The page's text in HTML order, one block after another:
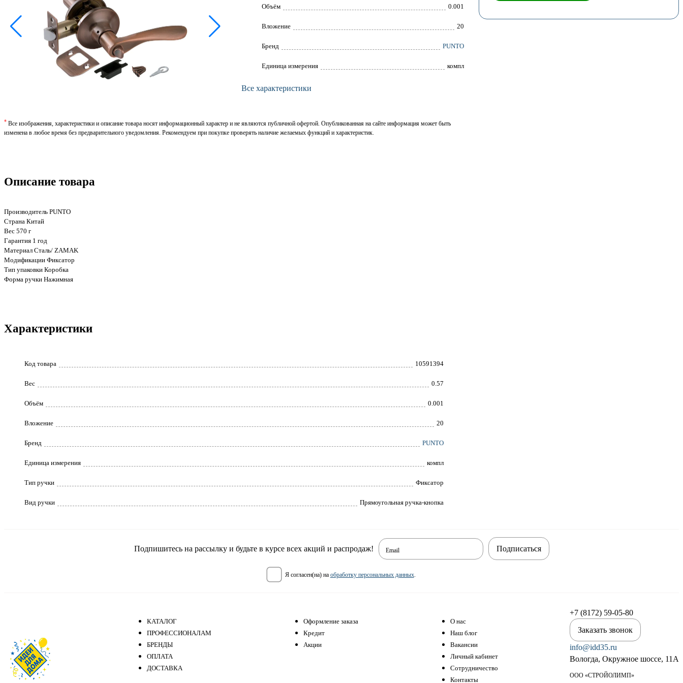
Объём 0.001
Вложение 20
Брeнд PUNTO
Единица измерения компл
Все характеристики
* Все изображения, характеристики и описание товара носят информационный характер и не являются публичной офертой. Опубликованная на сайте информация может быть
изменена в любое время без предварительного уведомления. Рекомендуем при покупке проверять наличие желаемых функций и характеристик.
Описание товара
Производитель PUNTO
Страна Китай
Вес 570 г
Гарантия 1 год
Материал Сталь/ ZAMAK
Модификации Фиксатор
Тип упаковки Коробка
Форма ручки Нажимная
Характеристики
Код товара 10591394
Вес 0.57
Объём 0.001
Вложение 20
Бренд PUNTO
Единица измерения компл
Тип ручки Фиксатор
Вид ручки Прямоугольная ручка-кнопка
Подпишитесь на рассылку и будьте в курсе всех акций и распродаж! Email
я согласен(на) на обработку персональных данных.
Подписаться
КАТАЛОГ
ПРОФЕССИОНАЛАМ
БРЕНДЫ
ОПЛАТА
ДОСТАВКА
Оформление заказа
Кредит
Акции
О нас
Наш блог
Вакансии
Личный кабинет
Сотрудничество
Контакты
+7 (8172) 59-05-80
Заказать звонок
info@idd35.ru
Вологда, Окружное шоссе, 11А
ООО «СТРОЙОЛИМП»